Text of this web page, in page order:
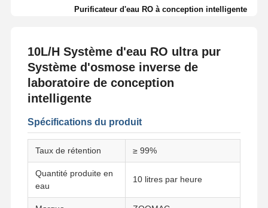
Purificateur d'eau RO à conception intelligente
10L/H Système d'eau RO ultra pur
Système d'osmose inverse de
laboratoire de conception
intelligente
Spécifications du produit
Taux de rétention ≥ 99%
Quantité produite en
eau
10 litres par heure